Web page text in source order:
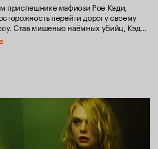
приспешнике мафиози Рое Кэди,
перейти дорогу своему
Став мишенью наёмных убийц, Кэди
по стечению обстоятельств берёт
жизнь ещё и своей неожиданной